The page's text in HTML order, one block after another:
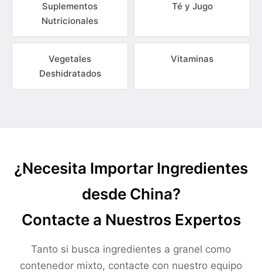
Suplementos
Nutricionales
Té y Jugo
Vegetales
Deshidratados
Vitaminas
¿Necesita Importar Ingredientes
desde China?
Contacte a Nuestros Expertos
Tanto si busca ingredientes a granel como
contenedor mixto, contacte con nuestro equipo